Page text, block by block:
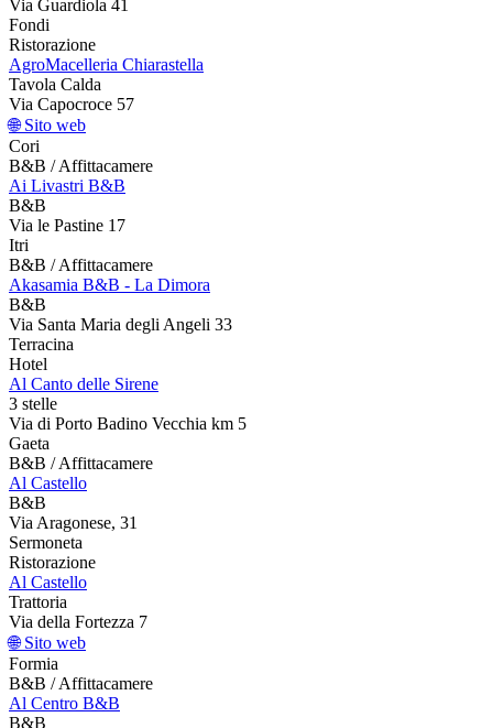
Via Guardiola 41
Fondi
Ristorazione
AgroMacelleria Chiarastella
Tavola Calda
Via Capocroce 57
🌐 Sito web
Cori
B&B / Affittacamere
Ai Livastri B&B
B&B
Via le Pastine 17
Itri
B&B / Affittacamere
Akasamia B&B - La Dimora
B&B
Via Santa Maria degli Angeli 33
Terracina
Hotel
Al Canto delle Sirene
3 stelle
Via di Porto Badino Vecchia km 5
Gaeta
B&B / Affittacamere
Al Castello
B&B
Via Aragonese, 31
Sermoneta
Ristorazione
Al Castello
Trattoria
Via della Fortezza 7
🌐 Sito web
Formia
B&B / Affittacamere
Al Centro B&B
B&B